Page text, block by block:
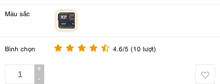
Màu sắc
Bình chọn 4.6/5 (10 lượt)
+
-